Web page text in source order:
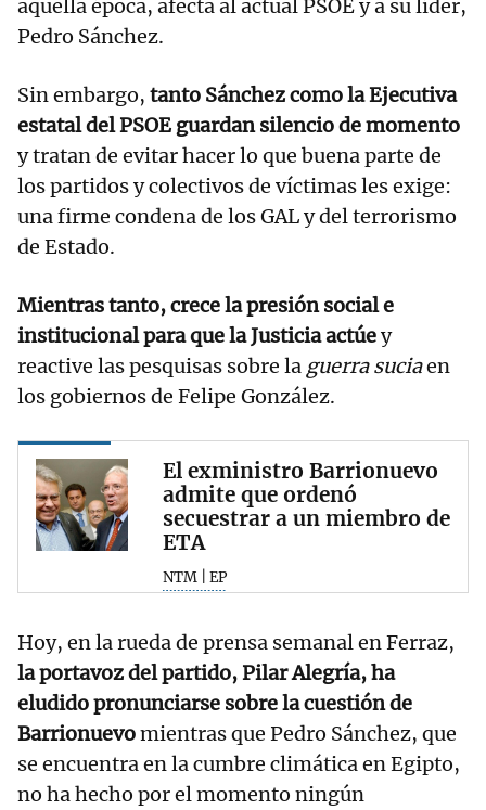
aquella época, afecta al actual PSOE y a su líder,
Pedro Sánchez.
Sin embargo, tanto Sánchez como la Ejecutiva
estatal del PSOE guardan silencio de momento
y tratan de evitar hacer lo que buena parte de
los partidos y colectivos de víctimas les exige:
una firme condena de los GAL y del terrorismo
de Estado.
Mientras tanto, crece la presión social e
institucional para que la Justicia actúey
reactive las pesquisas sobre la guerra suciaen
los gobiernos de Felipe González.
El exministro Barrionuevo
admite que ordenó
secuestrar a un miembro de
ETA
NTM | EP
Hoy, en la rueda de prensa semanal en Ferraz,
la portavoz del partido, Pilar Alegría, ha
eludido pronunciarse sobre la cuestión de
Barrionuevomientras que Pedro Sánchez, que
se encuentra en la cumbre climática en Egipto,
no ha hecho por el momento ningún